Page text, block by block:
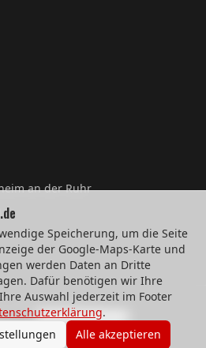
an der Ruhr
Union 09 Mülheim e.V.
Cookie-Einstellungen
Umsetzung: SeeYoo Media
Speicherung, um die Seite
der Google-Maps-Karte und
werden Daten an Dritte
Dafür benötigen wir Ihre
Auswahl jederzeit im Footer
.
Alle akzeptieren